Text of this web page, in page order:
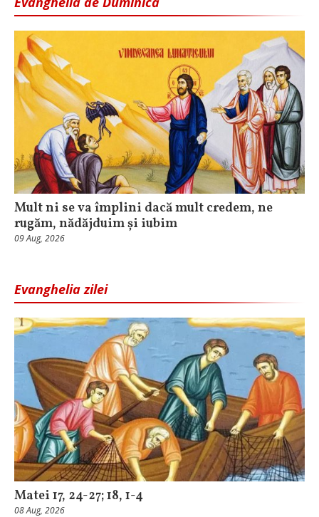
Mult ni se va împlini dacă mult credem, ne
rugăm, nădăjduim și iubim
09 Aug, 2026
Evanghelia zilei
Matei 17, 24-27; 18, 1-4
08 Aug, 2026